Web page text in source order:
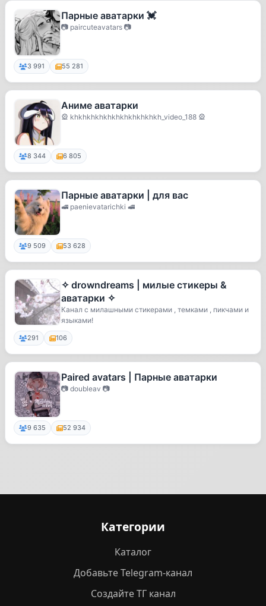
Парные аватарки 💓
📷 paircuteavatars 📷
3 991 55 281
Аниме аватарки
🎡 khkhkhkhkhkhkhkhkhkhkh_video_188 🎡
8 344 6 805
Парные аватарки | для вас
🚅 paenievatarichki 🚅
9 509 53 628
✧ drowndreams | милые стикеры &
аватарки ✧
Канал с милашными стикерами , темками , пикчами и
языками!
291 106
Paired avatars | Парные аватарки
📷 doubleav 📷
9 635 52 934
Категории
Каталог
Добавьте Telegram-канал
Создайте ТГ канал